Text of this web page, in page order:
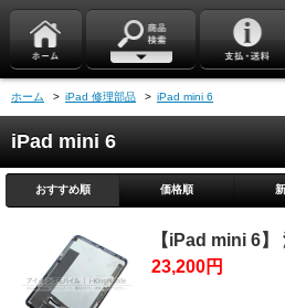
ホーム > iPad 修理部品 > iPad mini 6
iPad mini 6
おすすめ順 価格順
【iPad mini 6
23,200円